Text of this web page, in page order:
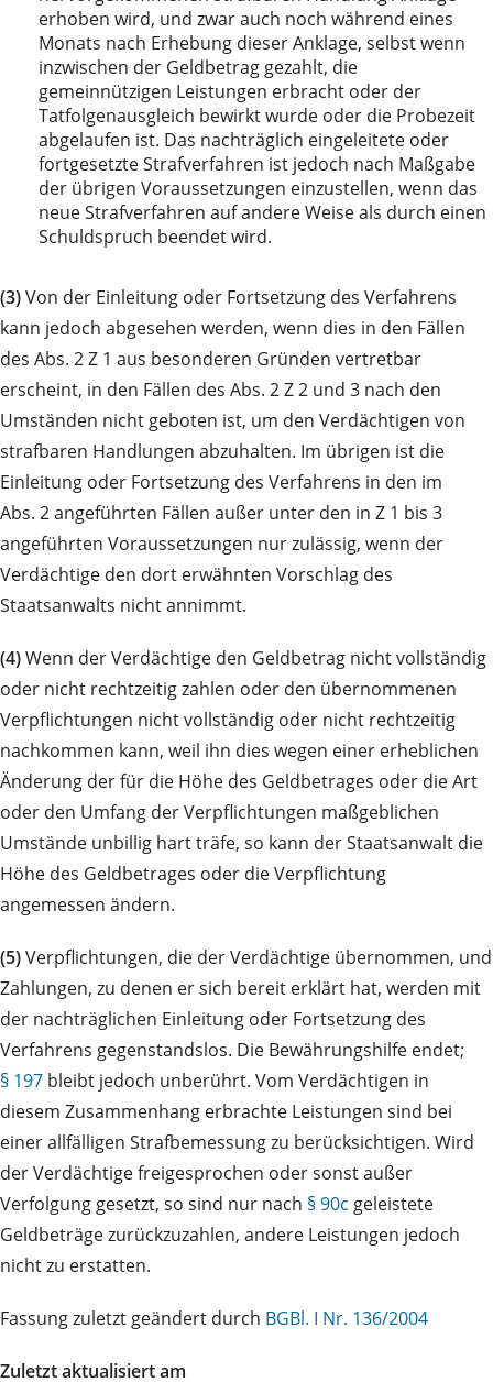
erhoben wird, und zwar auch noch während eines
Monats nach Erhebung dieser Anklage, selbst wenn
inzwischen der Geldbetrag gezahlt, die
gemeinnützigen Leistungen erbracht oder der
Tatfolgenausgleich bewirkt wurde oder die Probezeit
abgelaufen ist. Das nachträglich eingeleitete oder
fortgesetzte Strafverfahren ist jedoch nach Maßgabe
der übrigen Voraussetzungen einzustellen, wenn das
neue Strafverfahren auf andere Weise als durch einen
Schuldspruch beendet wird.
(3)Von der Einleitung oder Fortsetzung des Verfahrens
kann jedoch abgesehen werden, wenn dies in den Fällen
des Abs. 2 Z 1 aus besonderen Gründen vertretbar
erscheint, in den Fällen des Abs. 2 Z 2 und 3 nach den
Umständen nicht geboten ist, um den Verdächtigen von
strafbaren Handlungen abzuhalten. Im übrigen ist die
Einleitung oder Fortsetzung des Verfahrens in den im
Abs. 2 angeführten Fällen außer unter den in Z 1 bis 3
angeführten Voraussetzungen nur zulässig, wenn der
Verdächtige den dort erwähnten Vorschlag des
Staatsanwalts nicht annimmt.
(4)Wenn der Verdächtige den Geldbetrag nicht vollständig
oder nicht rechtzeitig zahlen oder den übernommenen
Verpflichtungen nicht vollständig oder nicht rechtzeitig
nachkommen kann, weil ihn dies wegen einer erheblichen
Änderung der für die Höhe des Geldbetrages oder die Art
oder den Umfang der Verpflichtungen maßgeblichen
Umstände unbillig hart träfe, so kann der Staatsanwalt die
Höhe des Geldbetrages oder die Verpflichtung
angemessen ändern.
(5)Verpflichtungen, die der Verdächtige übernommen, und
Zahlungen, zu denen er sich bereit erklärt hat, werden mit
der nachträglichen Einleitung oder Fortsetzung des
Verfahrens gegenstandslos. Die Bewährungshilfe endet;
§ 197 bleibt jedoch unberührt. Vom Verdächtigen in
diesem Zusammenhang erbrachte Leistungen sind bei
einer allfälligen Strafbemessung zu berücksichtigen. Wird
der Verdächtige freigesprochen oder sonst außer
Verfolgung gesetzt, so sind nur nach § 90c geleistete
Geldbeträge zurückzuzahlen, andere Leistungen jedoch
nicht zu erstatten.
Fassung zuletzt geändert durch BGBl. I Nr. 136/2004
Zuletzt aktualisiert am